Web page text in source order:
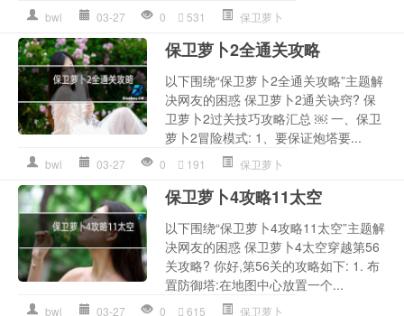
bwl 03-27 0 531 保卫萝卜
保卫萝卜2全通关攻略
以下围绕“保卫萝卜2全通关攻略”主题解
决网友的困惑 保卫萝卜2通关诀窍? 保
卫萝卜2过关技巧攻略汇总 ￼ 一、保卫
萝卜2冒险模式: 1、要保证炮塔要...
bwl 03-27 0 191 保卫萝卜
保卫萝卜4攻略11太空
以下围绕“保卫萝卜4攻略11太空”主题解
决网友的困惑 保卫萝卜4太空穿越第56
关攻略? 你好,第56关的攻略如下: 1. 布
置防御塔:在地图中心放置一个...
bwl 03-27 0 615 保卫萝卜